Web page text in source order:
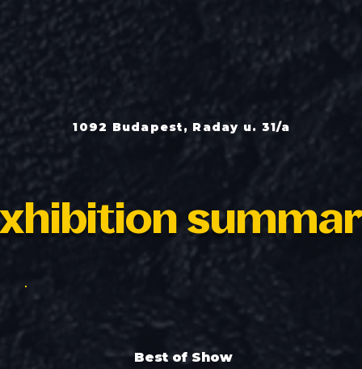
1092 Budapest, Raday u. 31/a
Best of Show